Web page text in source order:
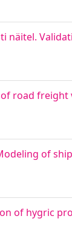
road
of
of hygric